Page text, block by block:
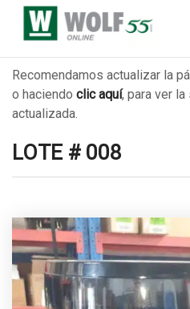
Recomendamos actualizar la
o haciendo clic aquí, para ver
actualizada.
LOTE # 008